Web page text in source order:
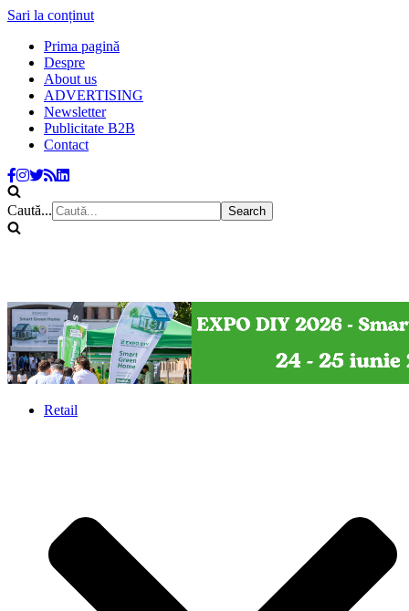
Sari la conținut
Prima pagină
Despre
About us
ADVERTISING
Newsletter
Publicitate B2B
Contact
Caută...
Retail